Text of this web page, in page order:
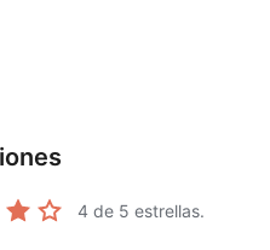
4 de 5 estrellas.